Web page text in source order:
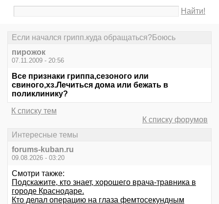
Найти!
Если начался грипп.куда обращаться?Боюсь
пирожок
07.11.2009 - 20:56
Все признаки гриппа,сезоного или
свиного,хз.Лечиться дома или бежать в
поликлинику?
К списку тем
К списку форумов
Интересные темы
forums-kuban.ru
09.08.2026 - 03:20
Смотри также:
Подскажите, кто знает, хорошего врача-травника в
городе Краснодаре.
Кто делал операцию на глаза фемтосекундным